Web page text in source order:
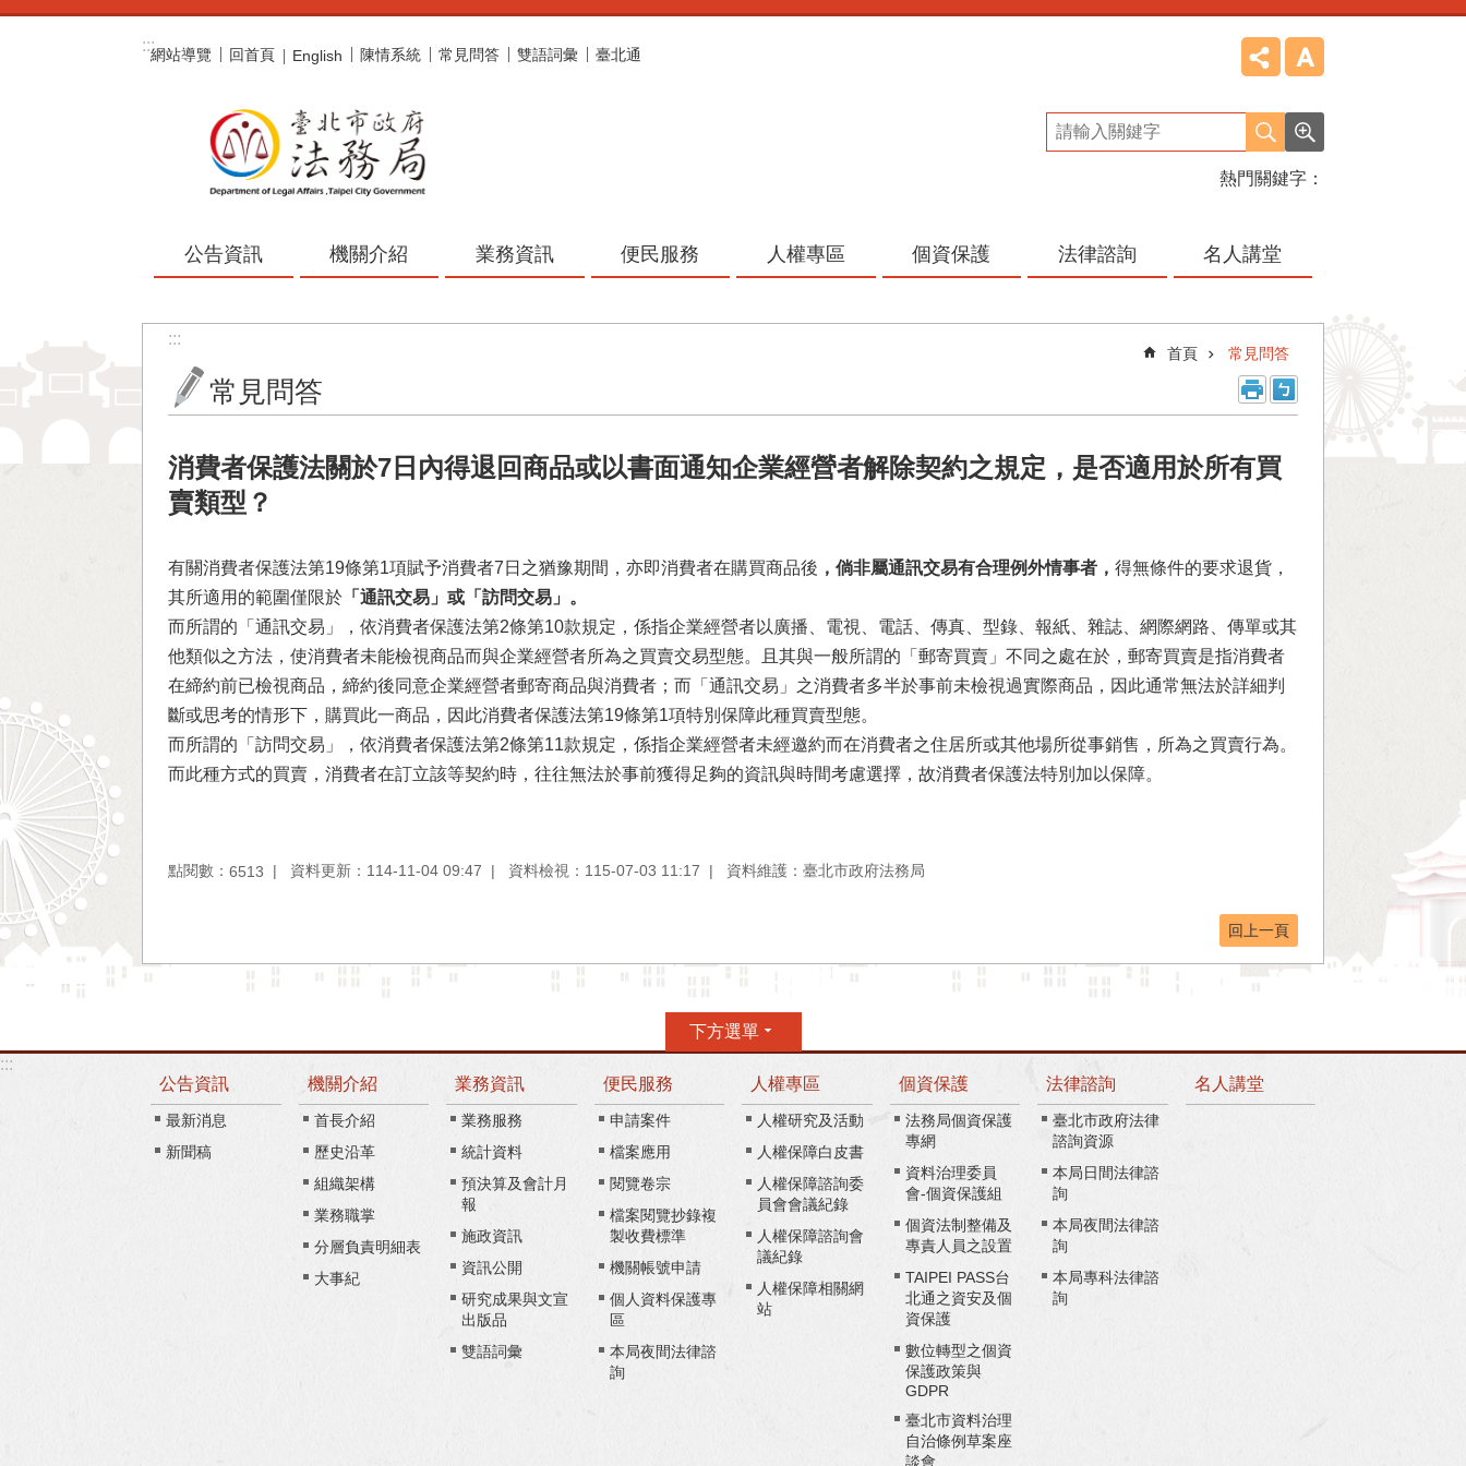
跳到主要內容區塊
:::網站導覽 回首頁 English 陳情系統 常見問答 雙語詞彙 臺北通
熱門關鍵字
公告資訊 機關介紹 業務資訊 便民服務 人權專區 個資保護 法律諮詢 名人講堂
:::
首頁 常見問答
常見問答
消費者保護法關於7日內得退回商品或以書面通知企業經營者解除契約之規定，是否適用於所有買
賣類型？
有關消費者保護法第19條第1項賦予消費者7日之猶豫期間，亦即消費者在購買商品後 ，倘非屬通訊交易有合理例外情事者， 得無條件的要求退貨，
其所適用的範圍僅限於 「通訊交易」或「訪問交易」。
而所謂的「通訊交易」，依消費者保護法第2條第10款規定，係指企業經營者以廣播、電視、電話、傳真、型錄、報紙、雜誌、網際網路、傳單或其
他類似之方法，使消費者未能檢視商品而與企業經營者所為之買賣交易型態。且其與一般所謂的「郵寄買賣」不同之處在於，郵寄買賣是指消費者
在締約前已檢視商品，締約後同意企業經營者郵寄商品與消費者；而「通訊交易」之消費者多半於事前未檢視過實際商品，因此通常無法於詳細判
斷或思考的情形下，購買此一商品，因此消費者保護法第19條第1項特別保障此種買賣型態。
而所謂的「訪問交易」，依消費者保護法第2條第11款規定，係指企業經營者未經邀約而在消費者之住居所或其他場所從事銷售，所為之買賣行為。
而此種方式的買賣，消費者在訂立該等契約時，往往無法於事前獲得足夠的資訊與時間考慮選擇，故消費者保護法特別加以保障。
點閱數： 6513 資料更新：114-11-04 09:47 資料檢視：115-07-03 11:17 資料維護：臺北市政府法務局
回上一頁
下方選單
:::
公告資訊
最新消息
新聞稿
機關介紹
首長介紹
歷史沿革
組織架構
業務職掌
分層負責明細表
大事紀
業務資訊
業務服務
統計資料
預決算及會計月
報
施政資訊
資訊公開
研究成果與文宣
出版品
雙語詞彙
便民服務
申請案件
檔案應用
閱覽卷宗
檔案閱覽抄錄複
製收費標準
機關帳號申請
個人資料保護專
區
本局夜間法律諮
詢
人權專區
人權研究及活動
人權保障白皮書
人權保障諮詢委
員會會議紀錄
人權保障諮詢會
議紀錄
人權保障相關網
站
個資保護
法務局個資保護
專網
資料治理委員
會-個資保護組
個資法制整備及
專責人員之設置
TAIPEI PASS台
北通之資安及個
資保護
數位轉型之個資
保護政策與
GDPR
臺北市資料治理
自治條例草案座
談會
法律諮詢
臺北市政府法律
諮詢資源
本局日間法律諮
詢
本局夜間法律諮
詢
本局專科法律諮
詢
名人講堂